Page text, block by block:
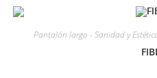
Pantalón largo - Sanidad y